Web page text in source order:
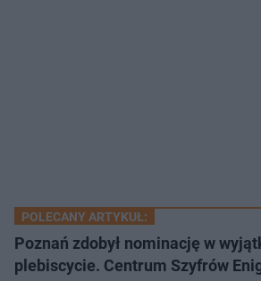
POLECANY ARTYKUŁ:
Poznań zdobył nominację w
plebiscycie. Centrum Szyfrów